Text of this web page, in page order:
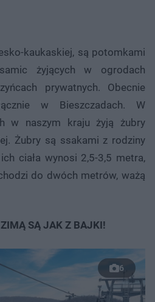
kaukaskiej, są potomkami
żyjących w ogrodach
prywatnych. Obecnie
w Bieszczadach. W
w naszym kraju żyją żubry
Żubry są ssakami z rodziny
ciała wynosi 2,5-3,5 metra,
do dwóch metrów, ważą
SĄ JAK Z BAJKI!
6